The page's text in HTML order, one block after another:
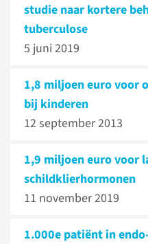
studie naar kortere
tuberculose
5 juni 2019
1,8 miljoen euro voor
bij kinderen
12 september 2013
1,9 miljoen euro voor
schildklierhormonen
11 november 2019
1.000e patiënt in